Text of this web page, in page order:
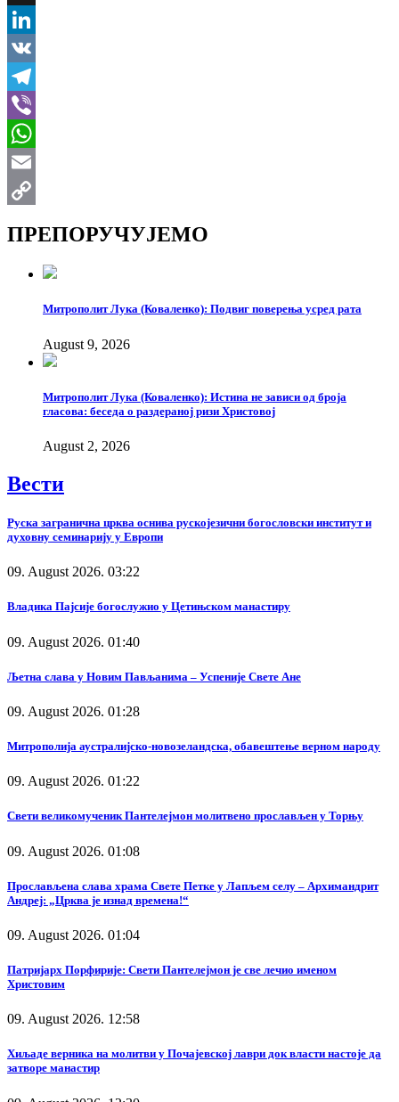
X
LinkedIn
VK
Telegram
Viber
WhatsApp
Email
ПРЕПОРУЧУЈЕМО
Митрополит Лука (Коваленко): Подвиг поверења усред рата
August 9, 2026
Митрополит Лука (Коваленко): Истина не зависи од броја
гласова: беседа о раздераној ризи Христовој
August 2, 2026
Вести
Руска загранична црква оснива рускојезични богословски институт и
духовну семинарију у Европи
09. August 2026. 03:22
Владика Пајсије богослужио у Цетињском манастиру
09. August 2026. 01:40
Љетна слава у Новим Пављанима – Успеније Свете Ане
09. August 2026. 01:28
Митрополија аустралијско-новозеландска, обавештење верном народу
09. August 2026. 01:22
Свети великомученик Пантелејмон молитвено прослављен у Торњу
09. August 2026. 01:08
Прослављена слава храма Свете Петке у Лапљем селу – Архимандрит
Андреј: „Црква је изнад времена!“
09. August 2026. 01:04
Патријарх Порфирије: Свети Пантелејмон је све лечио именом
Христовим
09. August 2026. 12:58
Хиљаде верника на молитви у Почајевској лаври док власти настоје да
затворе манастир